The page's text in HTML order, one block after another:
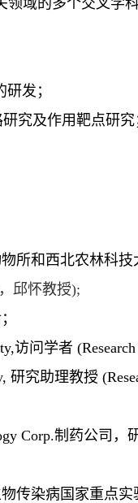
领域的多个交叉学
发；
究及作用靶点研究
所和西北农林科技
邱怀教授);
访问学者
, 研究助理教授
Corp.制药公司，
传染病国家重点实